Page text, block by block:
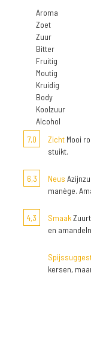
Aroma
Zoet
Zuur
Bitter
Fruitig
Moutig
Kruidig
Body
Koolzuur
Alcohol
7,0
Zicht Mooi
stuikt.
6,3 Neus
manège.
4,3 Smaak
en
kersen,